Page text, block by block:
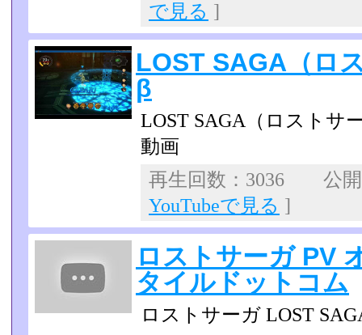
で見る ]
LOST SAGA（ロ
β
LOST SAGA（ロストサ
動画
再生回数：3036 公
YouTubeで見る ]
ロストサーガ PV
タイルドットコム
ロストサーガ LOST